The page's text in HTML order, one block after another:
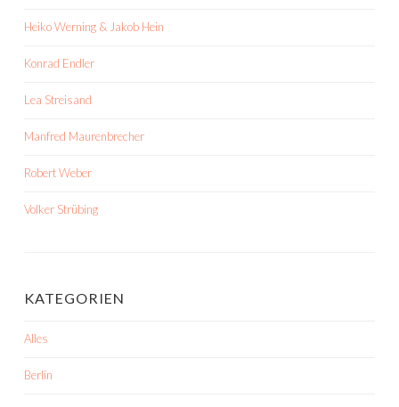
Heiko Werning & Jakob Hein
Konrad Endler
Lea Streisand
Manfred Maurenbrecher
Robert Weber
Volker Strübing
KATEGORIEN
Alles
Berlin